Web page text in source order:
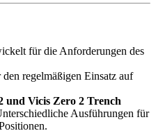
für die Anforderungen des
den regelmäßigen Einsatz auf
Vicis Zero 2 Trench
Ausführungen für